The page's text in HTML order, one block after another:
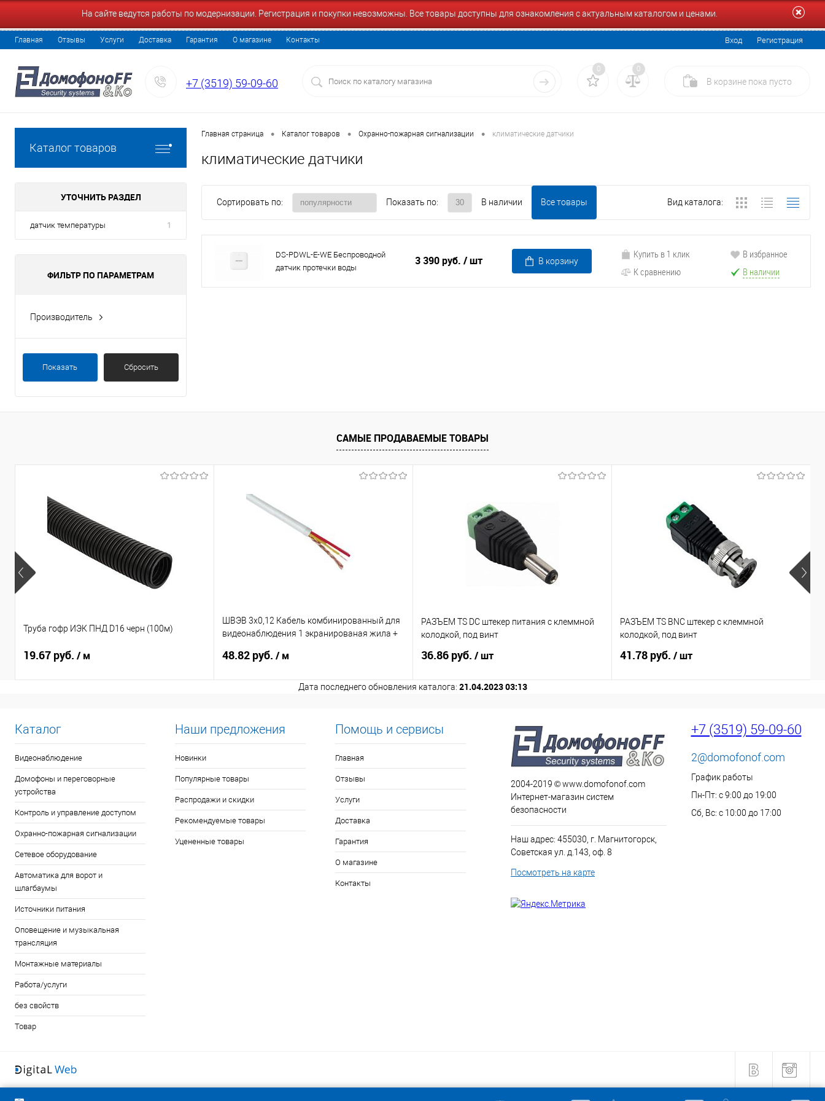
На сайте ведутся работы по модернизации. Регистрация и покупки невозможны. Все товары доступны для ознакомления с актуальным каталогом и ценами.
Главная Отзывы Услуги Доставка Гарантия О магазине Контакты Вход Регистрация
+7 (3519) 59-09-60
0 0
В корзине пока пусто
Каталог товаров
УТОЧНИТЬ РАЗДЕЛ
датчик температуры 1
ФИЛЬТР ПО ПАРАМЕТРАМ
Производитель
Показать Сбросить
Главная страница • Каталог товаров • Охранно-пожарная сигнализации • климатические датчики
климатические датчики
Сортировать по: Показать по: В наличии Все товары Вид каталога:
DS-PDWL-E-WE Беспроводной
датчик протечки воды
3 390 руб. / шт В корзину
Купить в 1 клик
К сравнению
В избранное
В наличии
САМЫЕ ПРОДАВАЕМЫЕ ТОВАРЫ
Труба гофр ИЭК ПНД D16 черн (100м)
19.67 руб. / м
ШВЭВ 3х0,12 Кабель комбинированный для
видеонаблюдения 1 экранированая жила +
48.82 руб. / м
РАЗЪЕМ TS DC штекер питания с клеммной
колодкой, под винт
36.86 руб. / шт
РАЗЪЕМ TS BNC штекер с клеммной
колодкой, под винт
41.78 руб. / шт
Дата последнего обновления каталога: 21.04.2023 03:13
Каталог
Видеонаблюдение
Домофоны и переговорные
устройства
Контроль и управление доступом
Охранно-пожарная сигнализации
Сетевое оборудование
Автоматика для ворот и
шлагбаумы
Источники питания
Оповещение и музыкальная
трансляция
Монтажные материалы
Работа/услуги
без свойств
Товар
Наши предложения
Новинки
Популярные товары
Распродажи и скидки
Рекомендуемые товары
Уцененные товары
Помощь и сервисы
Главная
Отзывы
Услуги
Доставка
Гарантия
О магазине
Контакты
2004-2019 © www.domofonof.com
Интернет-магазин систем
безопасности
Наш адрес: 455030, г. Магнитогорск,
Советская ул. д.143, оф. 8
Посмотреть на карте
+7 (3519) 59-09-60
2@domofonof.com
График работы
Пн-Пт: с 9:00 до 19:00
Сб, Вс: с 10:00 до 17:00